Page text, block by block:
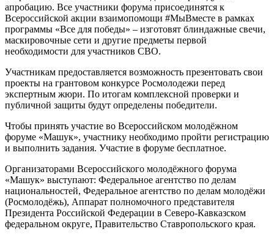
апробацию. Все участники форума присоединятся к
Всероссийской акции взаимопомощи #МыВместе в рамках
программы «Все для победы» – изготовят блиндажные свечи,
маскировочные сети и другие предметы первой
необходимости для участников СВО.
Участникам предоставляется возможность презентовать свои
проекты на грантовом конкурсе Росмолодежи перед
экспертным жюри. По итогам комплексной проверки и
публичной защиты будут определены победители.
Чтобы принять участие во Всероссийском молодёжном
форуме «Машук», участнику необходимо пройти регистрацию
и выполнить задания. Участие в форуме бесплатное.
Организаторами Всероссийского молодёжного форума
«Машук» выступают: Федеральное агентство по делам
национальностей, Федеральное агентство по делам молодёжи
(Росмолодёжь), Аппарат полномочного представителя
Президента Российской Федерации в Северо-Кавказском
федеральном округе, Правительство Ставропольского края.